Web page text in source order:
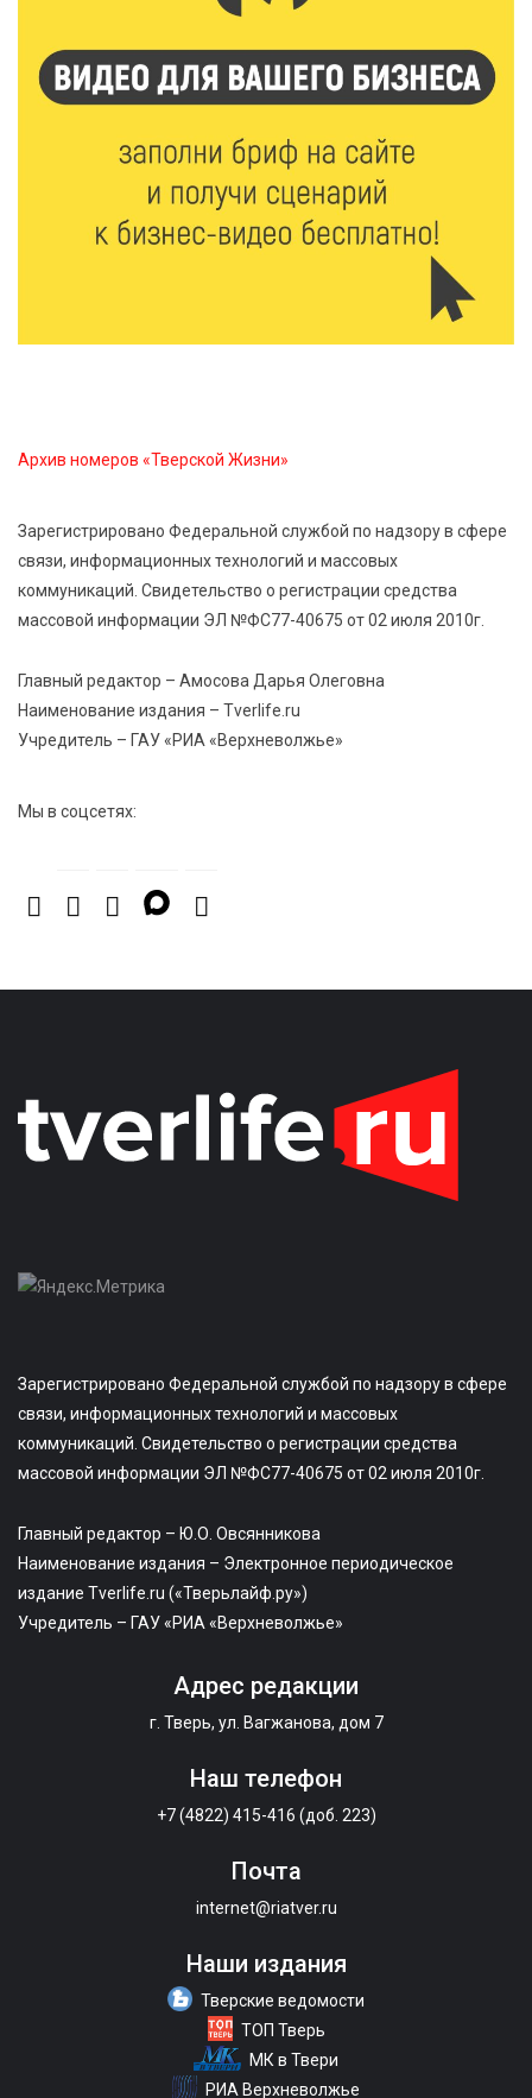
6 Авг 2026 15:48 581
Голубев проверил школы и детсады Зубцова к 1
6 Авг 2026 15:01 325
От Твери до Москвы: выставка художника
Владимира Васильева о героях СВО проходит в РГБ
ленту по мотивам басни «Карась»
6 Авг 2026 13:38 428
спортивной столицей России
Архив номеров «Тверской Жизни»
Зарегистрировано Федеральной службой по надзору в сфере
связи, информационных технологий и массовых
коммуникаций. Свидетельство о регистрации средства
массовой информации ЭЛ №ФС77-40675 от 02 июля 2010г.
Главный редактор – Амосова Дарья Олеговна
Наименование издания – Tverlife.ru
Учредитель – ГАУ «РИА «Верхневолжье»
Мы в соцсетях:
Зарегистрировано Федеральной службой по надзору в сфере
связи, информационных технологий и массовых
коммуникаций. Свидетельство о регистрации средства
массовой информации ЭЛ №ФС77-40675 от 02 июля 2010г.
Главный редактор – Ю.О. Овсянникова
Наименование издания – Электронное периодическое
издание Tverlife.ru («Тверьлайф.ру»)
Учредитель – ГАУ «РИА «Верхневолжье»
Адрес редакции
г. Тверь, ул. Вагжанова, дом 7
Наш телефон
+7 (4822) 415-416 (доб. 223)
Почта
internet@riatver.ru
Наши издания
Тверские ведомости
ТОП Тверь
МК в Твери
РИА Верхневолжье